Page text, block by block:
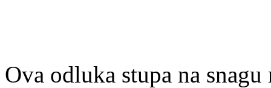
Ova odluka stupa na snagu